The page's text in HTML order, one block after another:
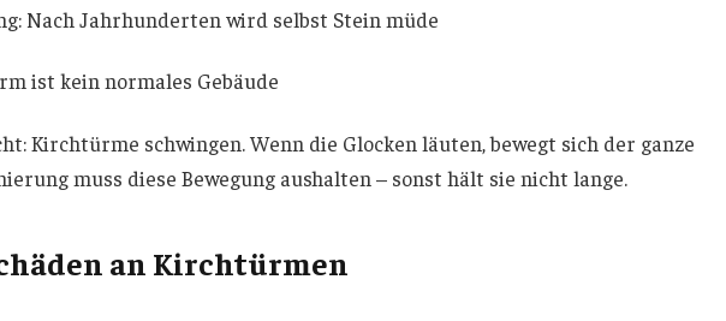
Nach Jahrhunderten wird selbst Stein müde
ist kein normales Gebäude
Kirchtürme schwingen. Wenn die Glocken läuten, bewegt sich der ganze
muss diese Bewegung aushalten – sonst hält sie nicht lange.
an Kirchtürmen